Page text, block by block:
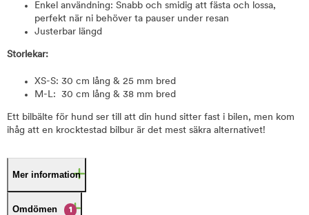
Enkel användning: Snabb och smidig att fästa och lossa,
perfekt när ni behöver ta pauser under resan
Justerbar längd
Storlekar:
XS-S: 30 cm lång & 25 mm bred
M-L: 30 cm lång & 38 mm bred
Ett bilbälte för hund ser till att din hund sitter fast i bilen, men kom
ihåg att en krocktestad bilbur är det mest säkra alternativet!
Mer information
Omdömen 1